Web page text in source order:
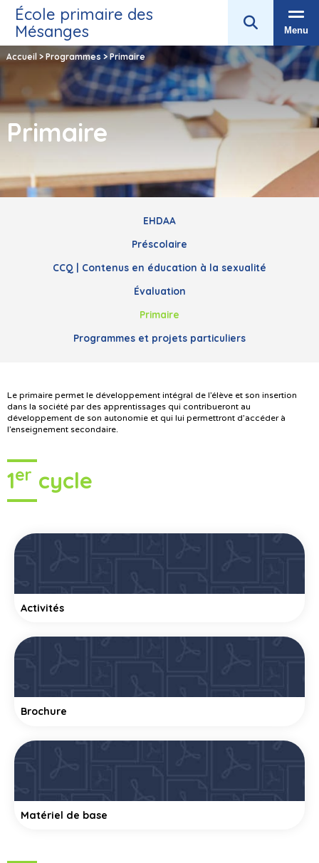
École primaire des
Mésanges
Menu
Accueil>Programmes >Primaire
Primaire
EHDAA
Préscolaire
CCQ | Contenus en éducation à la sexualité
Évaluation
Primaire
Programmes et projets particuliers
Le primaire permet le développement intégral de l’élève et son insertion
dans la société par des apprentissages qui contribueront au
développement de son autonomie et qui lui permettront d’accéder à
l’enseignement secondaire.
1er cycle
Activités
Brochure
Matériel de base